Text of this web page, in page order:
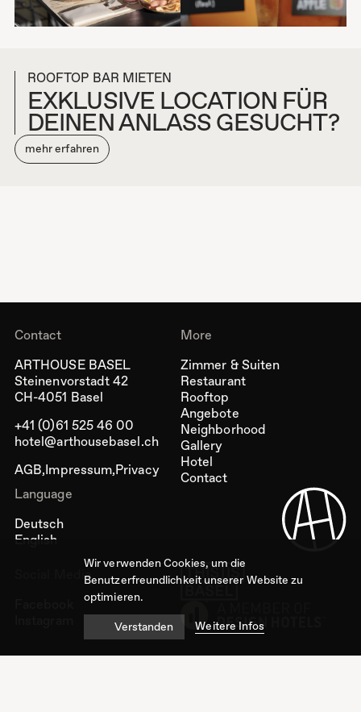
ROOFTOP BAR MIETEN
EXKLUSIVE LOCATION FÜR
DEINEN ANLASS GESUCHT?
mehr erfahren
Contact
ARTHOUSE BASEL
Steinenvorstadt 42
CH-4051 Basel
+41 (0)61 525 46 00
hotel@arthousebasel.ch
AGB Impressum Privacy
More
Zimmer & Suiten
Restaurant
Rooftop
Angebote
Neighborhood
Gallery
Hotel
Contact
Language
Deutsch
English
Social Media
Wir verwenden Cookies, um die
Benutzerfreundlichkeit unserer Website zu
optimieren.
Verstanden Weitere Infos